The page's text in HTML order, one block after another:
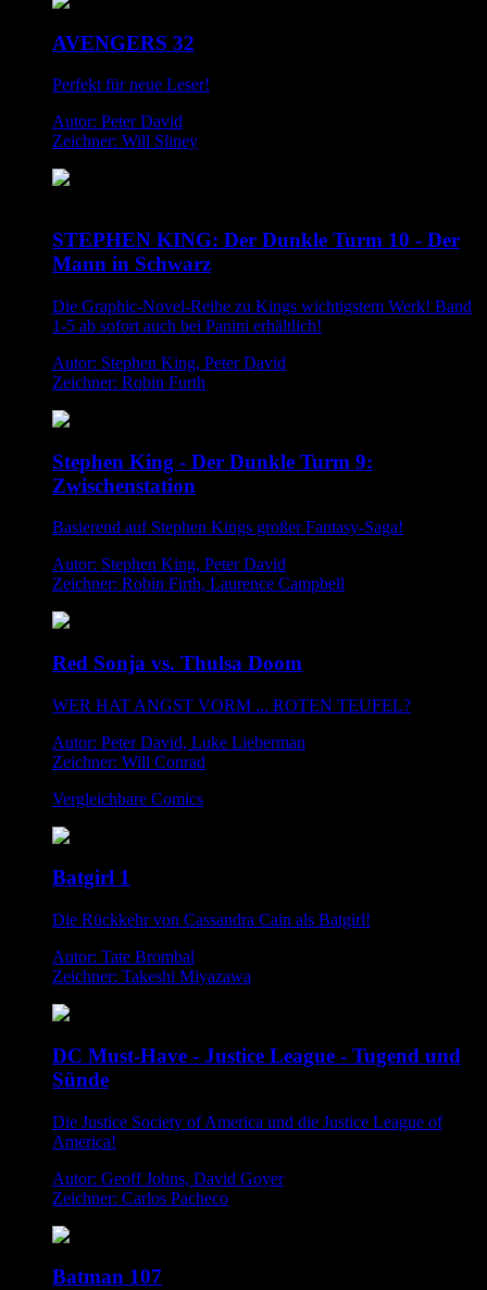
AVENGERS 32
Perfekt für neue Leser!
Autor: Peter David
Zeichner: Will Sliney
STEPHEN KING: Der Dunkle Turm 10 - Der
Mann in Schwarz
Die Graphic-Novel-Reihe zu Kings wichtigstem Werk! Band
1-5 ab sofort auch bei Panini erhältlich!
Autor: Stephen King, Peter David
Zeichner: Robin Furth
Stephen King - Der Dunkle Turm 9:
Zwischenstation
Basierend auf Stephen Kings großer Fantasy-Saga!
Autor: Stephen King, Peter David
Zeichner: Robin Firth, Laurence Campbell
Red Sonja vs. Thulsa Doom
WER HAT ANGST VORM ... ROTEN TEUFEL?
Autor: Peter David, Luke Lieberman
Zeichner: Will Conrad
Vergleichbare Comics
Batgirl 1
Die Rückkehr von Cassandra Cain als Batgirl!
Autor: Tate Brombal
Zeichner: Takeshi Miyazawa
DC Must-Have - Justice League - Tugend und
Sünde
Die Justice Society of America und die Justice League of
America!
Autor: Geoff Johns, David Goyer
Zeichner: Carlos Pacheco
Batman 107